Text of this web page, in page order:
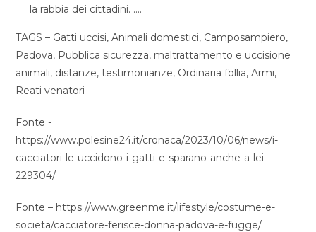
la rabbia dei cittadini. ….
TAGS – Gatti uccisi, Animali domestici, Camposampiero,
Padova, Pubblica sicurezza, maltrattamento e uccisione
animali, distanze, testimonianze, Ordinaria follia, Armi,
Reati venatori
Fonte -
https://www.polesine24.it/cronaca/2023/10/06/news/i-
cacciatori-le-uccidono-i-gatti-e-sparano-anche-a-lei-
229304/
Fonte – https://www.greenme.it/lifestyle/costume-e-
societa/cacciatore-ferisce-donna-padova-e-fugge/